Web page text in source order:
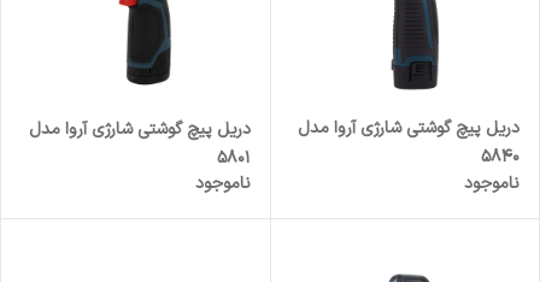
دریل پیچ گوشتی شارژی آروا مدل
5840
ناموجود
دریل پیچ گوشتی شارژی آروا مدل
5801
ناموجود